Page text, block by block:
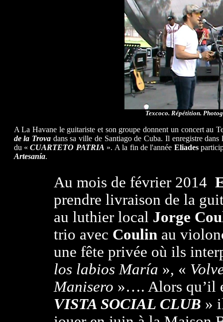
Texcoco. Répétition.
A La Havane le guitariste et son groupe donnent un concert au
de la Trovadans sa ville de Santiago de Cuba. Il enregistre
du « CUARTETO PATRIA ». A la fin de l'année Eliades
Artesanía.
Au mois de février 2014
prendre livraison de la
au luthier local Jorge
trio avec Coulinau
une fête privée où ils
los labios María », «
Manisero »…. Alors qu’il
VISTA SOCIAL CLUB »